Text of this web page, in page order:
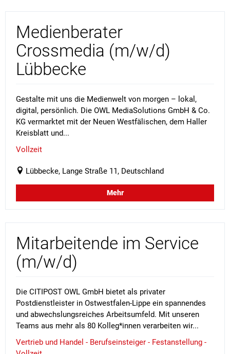
Medienberater
Crossmedia (m/w/d)
Lübbecke
Gestalte mit uns die Medienwelt von morgen – lokal,
digital, persönlich. Die OWL MediaSolutions GmbH & Co.
KG vermarktet mit der Neuen Westfälischen, dem Haller
Kreisblatt und...
Vollzeit
Lübbecke, Lange Straße 11, Deutschland
Mehr
Mitarbeitende im Service
(m/w/d)
Die CITIPOST OWL GmbH bietet als privater
Postdienstleister in Ostwestfalen-Lippe ein spannendes
und abwechslungsreiches Arbeitsumfeld. Mit unseren
Teams aus mehr als 80 Kolleg*innen verarbeiten wir...
Vertrieb und Handel - Berufseinsteiger - Festanstellung -